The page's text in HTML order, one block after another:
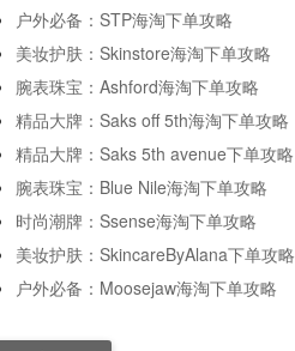
户外必备：STP海淘下单攻略
美妆护肤：Skinstore海淘下单攻略
腕表珠宝：Ashford海淘下单攻略
精品大牌：Saks off 5th海淘下单攻略
精品大牌：Saks 5th avenue下单攻略
腕表珠宝：Blue Nile海淘下单攻略
时尚潮牌：Ssense海淘下单攻略
美妆护肤：SkincareByAlana下单攻略
户外必备：Moosejaw海淘下单攻略